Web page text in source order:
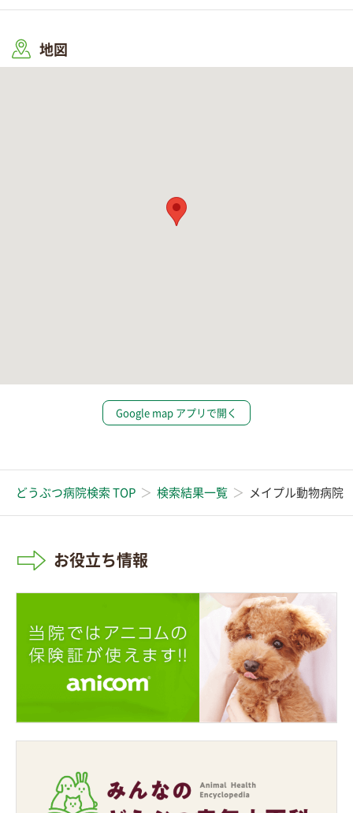
地図
Google map アプリで開く
どうぶつ病院検索 TOP 検索結果一覧 メイプル動物病院
お役立ち情報